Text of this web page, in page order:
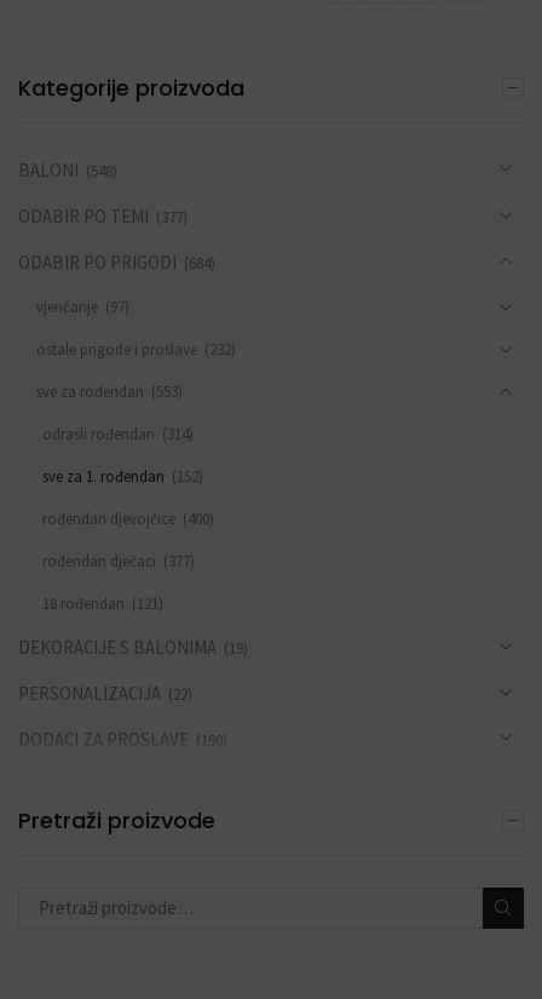
Kategorije proizvoda
BALONI (548)
ODABIR PO TEMI (377)
ODABIR PO PRIGODI (684)
vjenčanje (97)
ostale prigode i proslave (232)
sve za rođendan (553)
odrasli rođendan (314)
sve za 1. rođendan (152)
rođendan djevojčice (400)
rođendan dječaci (377)
18 rođendan (121)
DEKORACIJE S BALONIMA (19)
PERSONALIZACIJA (22)
DODACI ZA PROSLAVE (190)
Pretraži proizvode